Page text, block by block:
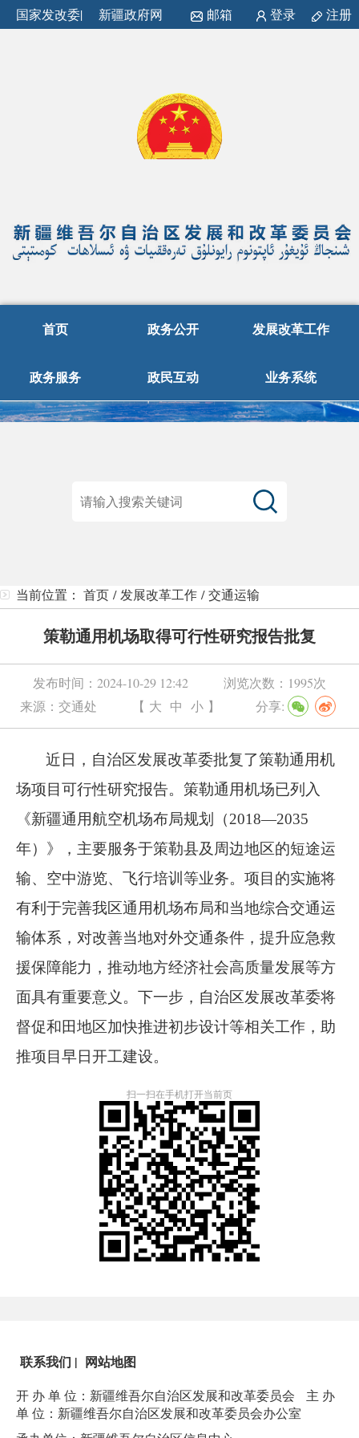
国家发改委| 新疆政府网 邮箱 登录 注册
首页 政务公开 发展改革工作
政务服务 政民互动 业务系统
当前位置： 首页 / 发展改革工作 /交通运输
策勒通用机场取得可行性研究报告批复
发布时间： 2024-10-29 12:42 浏览次数： 1995次
来源： 交通处 【 大 中 小 】 分享:
近日，自治区发展改革委批复了策勒通用机
场项目可行性研究报告。策勒通用机场已列入
《新疆通用航空机场布局规划（2018—2035
年）》，主要服务于策勒县及周边地区的短途运
输、空中游览、飞行培训等业务。项目的实施将
有利于完善我区通用机场布局和当地综合交通运
输体系，对改善当地对外交通条件，提升应急救
援保障能力，推动地方经济社会高质量发展等方
面具有重要意义。下一步，自治区发展改革委将
督促和田地区加快推进初步设计等相关工作，助
推项目早日开工建设。
扫一扫在手机打开当前页
联系我们 | 网站地图
开 办 单 位：新疆维吾尔自治区发展和改革委员会
主 办
单 位：新疆维吾尔自治区发展和改革委员会办公室